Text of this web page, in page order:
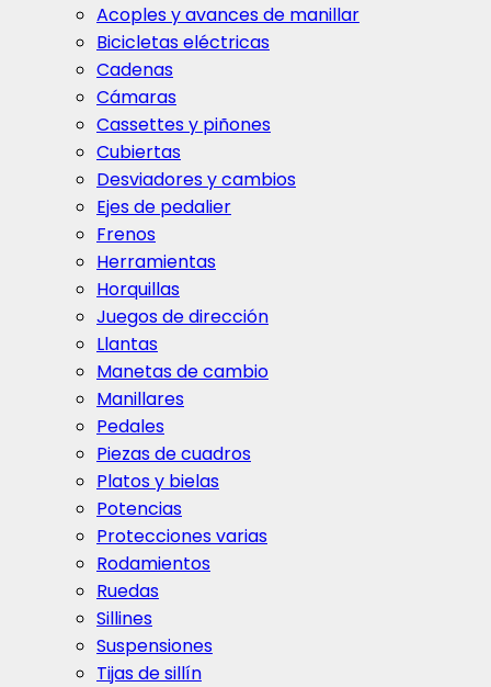
Acoples y avances de manillar
Bicicletas eléctricas
Cadenas
Cámaras
Cassettes y piñones
Cubiertas
Desviadores y cambios
Ejes de pedalier
Frenos
Herramientas
Horquillas
Juegos de dirección
Llantas
Manetas de cambio
Manillares
Pedales
Piezas de cuadros
Platos y bielas
Potencias
Protecciones varias
Rodamientos
Ruedas
Sillines
Suspensiones
Tijas de sillín